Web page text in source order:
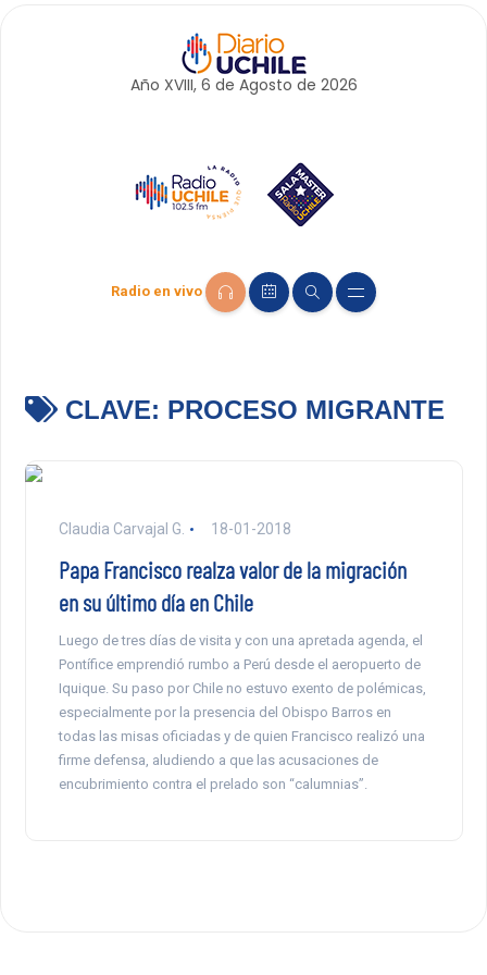
Año XVIII, 6 de Agosto de 2026
Radio en vivo
CLAVE: PROCESO MIGRANTE
Claudia Carvajal G. 18-01-2018
Papa Francisco realza valor de la migración
en su último día en Chile
Luego de tres días de visita y con una apretada agenda, el
Pontífice emprendió rumbo a Perú desde el aeropuerto de
Iquique. Su paso por Chile no estuvo exento de polémicas,
especialmente por la presencia del Obispo Barros en
todas las misas oficiadas y de quien Francisco realizó una
firme defensa, aludiendo a que las acusaciones de
encubrimiento contra el prelado son “calumnias”.